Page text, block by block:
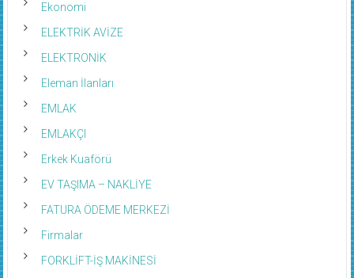
Ekonomi
ELEKTRİK AVİZE
ELEKTRONİK
Eleman İlanları
EMLAK
EMLAKÇI
Erkek Kuaförü
EV TAŞIMA – NAKLİYE
FATURA ÖDEME MERKEZİ
Firmalar
FORKLİFT-İŞ MAKİNESİ